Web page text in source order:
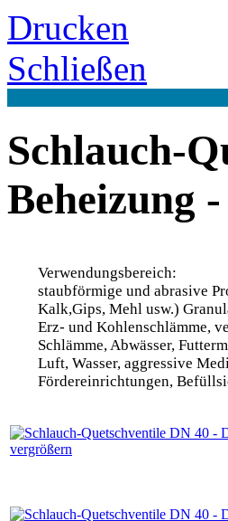
Drucken
Schließen
Schlauch-
Beheizung
Verwendungsbereich:
staubförmige und abrasive
Kalk,Gips, Mehl usw.)
Erz- und Kohlenschlämme,
Schlämme, Abwässer,
Luft, Wasser, aggressive
Fördereinrichtungen,
vergrößern